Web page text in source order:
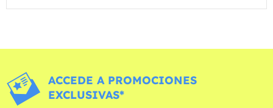
ACCEDE A PROMOCIONES
EXCLUSIVAS*